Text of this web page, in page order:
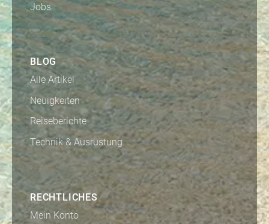
Jobs
BLOG
Alle Artikel
Neuigkeiten
Reiseberichte
Technik & Ausrüstung
RECHTLICHES
Mein Konto